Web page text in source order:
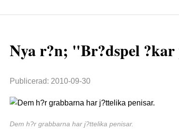
Nya r?n; "Br?dspel ?kar
Publicerad: 2010-09-30
Dem h?r grabbarna har j?ttelika penisar.